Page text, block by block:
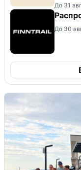
До 31
До 30